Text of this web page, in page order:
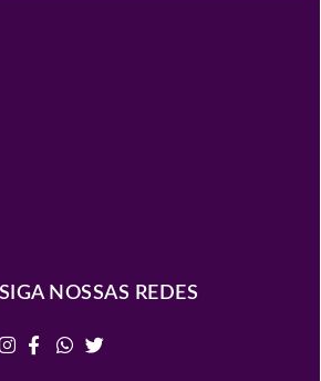
SIGA NOSSAS REDES